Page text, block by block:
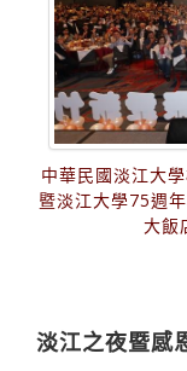
中華民國淡江大
暨淡江大學75週
大飯
淡江之夜暨感